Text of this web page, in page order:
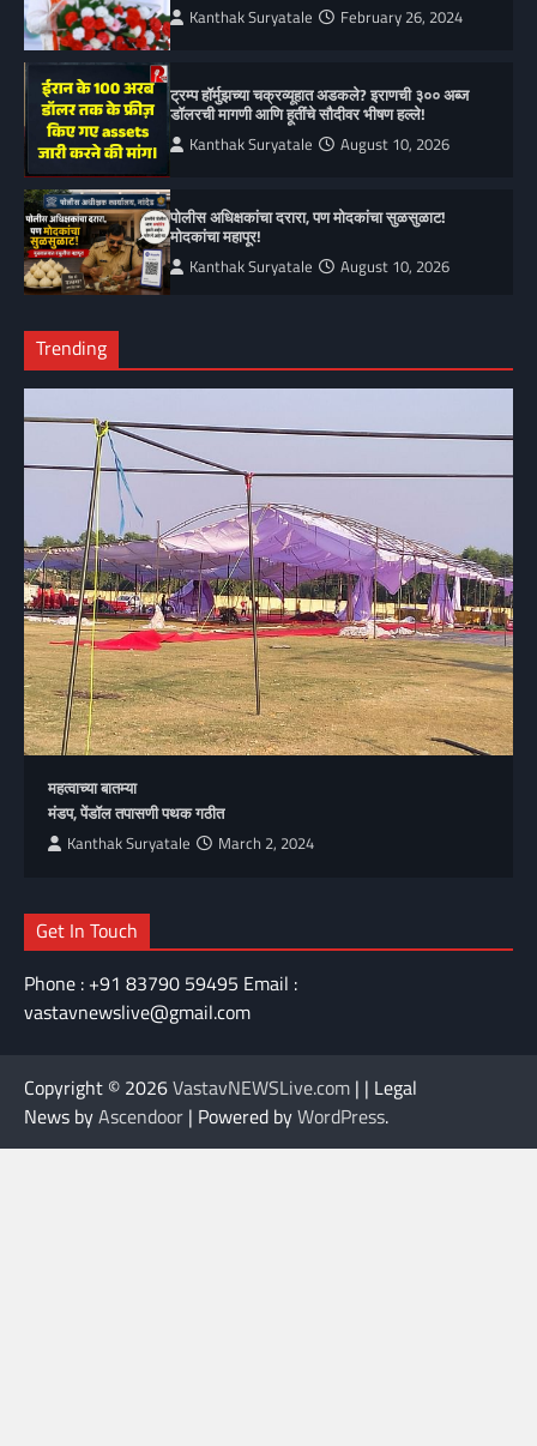
Kanthak Suryatale February 26, 2024
ट्रम्प हॉर्मुझच्या चक्रव्यूहात अडकले? इराणची ३०० अब्ज
डॉलरची मागणी आणि हूतींचे सौदीवर भीषण हल्ले!
Kanthak Suryatale August 10, 2026
पोलीस अधिक्षकांचा दरारा, पण मोदकांचा सुळसुळाट!
मोदकांचा महापूर!
Kanthak Suryatale August 10, 2026
Trending
महत्वाच्या बातम्या
मंडप, पेंडॉल तपासणी पथक गठीत
Kanthak Suryatale March 2, 2024
Get In Touch
Phone : +91 83790 59495 Email :
vastavnewslive@gmail.com
Copyright © 2026VastavNEWSLive.com | | Legal
News byAscendoor | Powered byWordPress.